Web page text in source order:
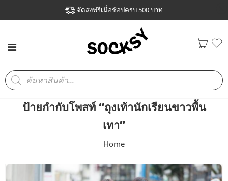
จัดส่งฟรีเมื่อช้อปครบ 500 บาท
ป้ายกำกับโพสท์ “ถุงเท้านักเรียนขาวพื้น
เทา”
Home